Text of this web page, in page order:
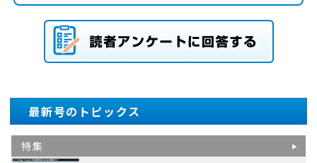
資料請求（特典PDFダ
ウンロード）
ログイン（会員の方は
こちら）
最新号のトピックス
特集